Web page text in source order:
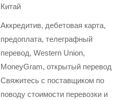
Китай
Аккредитив, дебетовая карта,
предоплата, телеграфный
перевод, Western Union,
MoneyGram, открытый перевод
Свяжитесь с поставщиком по
поводу стоимости перевозки и